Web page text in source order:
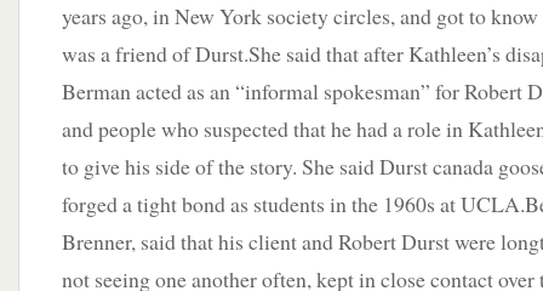
years ago, in New York society circles, and got to know
was a friend of Durst.She said that after Kathleen’s
Berman acted as an “informal spokesman” for Robert
and people who suspected that he had a role in
to give his side of the story. She said Durst canada
forged a tight bond as students in the 1960s at
Brenner, said that his client and Robert Durst were
not seeing one another often, kept in close contact over